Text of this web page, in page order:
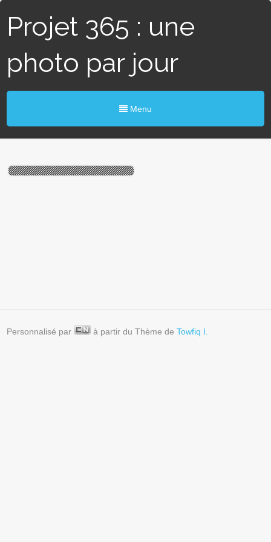
Projet 365 : une
photo par jour
Menu
Personnalisé par à partir du Thème deTowfiq I.